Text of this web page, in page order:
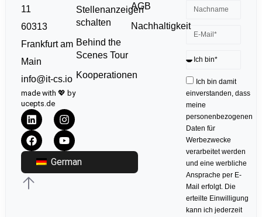
11
60313
Frankfurt am
Main
info@it-cs.io
made with 💖 by
ucepts.de
German
Stellenanzeigen
schalten
Behind the
Scenes Tour
Kooperationen
AGB
Nachhaltigkeit
Ich bin damit
einverstanden, dass
meine
personenbezogenen
Daten für
Werbezwecke
verarbeitet werden
und eine werbliche
Ansprache per E-
Mail erfolgt. Die
erteilte Einwilligung
kann ich jederzeit